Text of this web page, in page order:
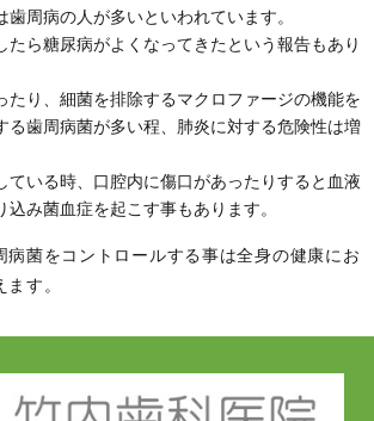
歯周病の人が多いといわれています。
たら糖尿病がよくなってきたという報告もあり
たり、細菌を排除するマクロファージの機能を
る歯周病菌が多い程、肺炎に対する危険性は増
ている時、口腔内に傷口があったりすると血液
込み菌血症を起こす事もあります。
病菌をコントロールする事は全身の健康にお
す。